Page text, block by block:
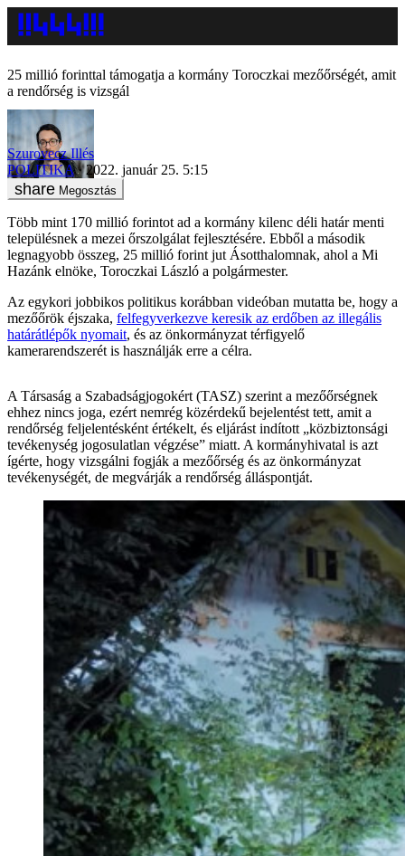
25 millió forinttal támogatja a kormány Toroczkai mezőőrségét, amit
a rendőrség is vizsgál
Szurovecz Illés
POLITIKA
2022. január 25. 5:15
Megosztás
Több mint 170 millió forintot ad a kormány kilenc déli határ menti
településnek a mezei őrszolgálat fejlesztésére. Ebből a második
legnagyobb összeg, 25 millió forint jut Ásotthalomnak, ahol a Mi
Hazánk elnöke, Toroczkai László a polgármester.
Az egykori jobbikos politikus korábban videóban mutatta be, hogy a
mezőőrök éjszaka, felfegyverkezve keresik az erdőben az illegális
határátlépők nyomait, és az önkormányzat térfigyelő
kamerarendszerét is használják erre a célra.
A Társaság a Szabadságjogokért (TASZ) szerint a mezőőrségnek
ehhez nincs joga, ezért nemrég közérdekű bejelentést tett, amit a
rendőrség feljelentésként értékelt, és eljárást indított „közbiztonsági
tevékenység jogosulatlan végzése” miatt. A kormányhivatal is azt
ígérte, hogy vizsgálni fogják a mezőőrség és az önkormányzat
tevékenységét, de megvárják a rendőrség álláspontját.